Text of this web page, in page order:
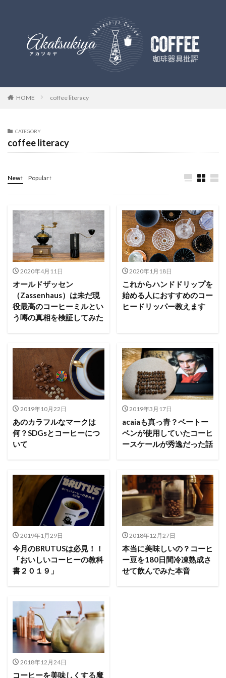
HOME coffee literacy
CATEGORY
coffee literacy
New↑ Popular↑
2020年4月11日
オールドザッセン
（Zassenhaus）は未だ現
役最高のコーヒーミルとい
う噂の真相を検証してみた
2020年1月18日
これからハンドドリップを
始める人におすすめのコー
ヒードリッパー教えます
2019年10月22日
あのカラフルなマークは
何？SDGsとコーヒーにつ
いて
2019年3月17日
acaiaも真っ青？ベートー
ベンが使用していたコーヒ
ースケールが秀逸だった話
2019年1月29日
今月のBRUTUSは必見！！
「おいしいコーヒーの教科
書２０１９」
2018年12月27日
本当に美味しいの？コーヒ
ー豆を180日間冷凍熟成さ
せて飲んでみた本音
2018年12月24日
コーヒーを美味しくする魔